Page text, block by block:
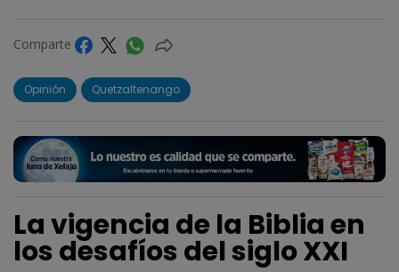
Comparte
Opinión Quetzaltenango
La vigencia de la Biblia en
los desafíos del siglo XXI